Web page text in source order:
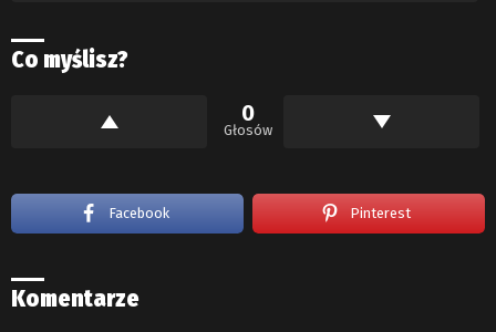
Co myślisz?
0
Głosów
Facebook Pinterest
Komentarze